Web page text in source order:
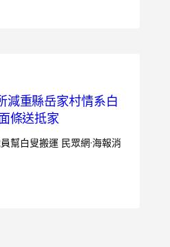
減重縣岳家村情系白
條送抵家
幫白叟搬運 民眾網·海報消